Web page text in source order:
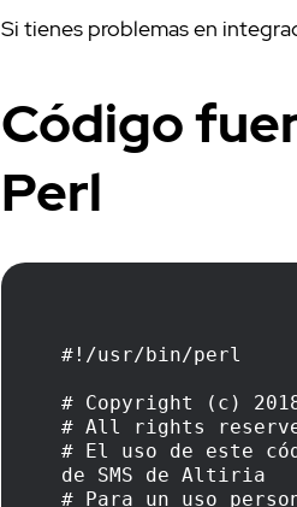
Si tienes problemas en
Código
Perl
#!/usr/bin/perl
# Copyright (c)
# All rights
# El uso de este
de SMS de Altiria
# Para un uso